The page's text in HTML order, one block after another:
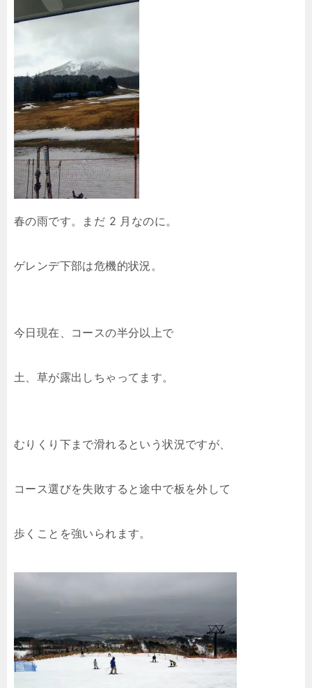
春の雨です。まだ 2 月なのに。
ゲレンデ下部は危機的状況。
今日現在、コースの半分以上で
土、草が露出しちゃってます。
むりくり下まで滑れるという状況ですが、
コース選びを失敗すると途中で板を外して
歩くことを強いられます。